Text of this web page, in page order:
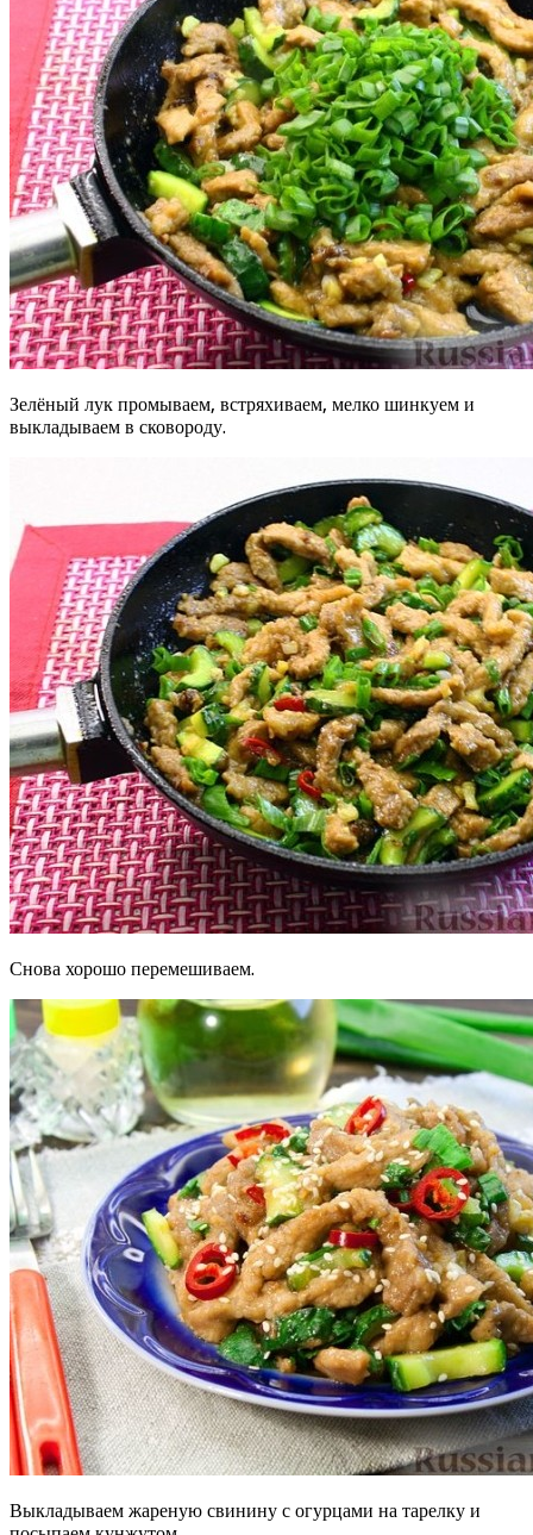
Зелёный лук промываем, встряхиваем, мелко шинкуем и
выкладываем в сковороду.
Снова хорошо перемешиваем.
Выкладываем жареную свинину с огурцами на тарелку и